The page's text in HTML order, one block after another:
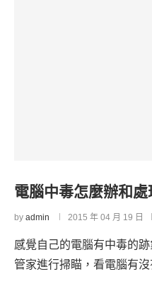
電腦中毒怎麼辦和處
by admin 2015 年 04 月 19 日
感覺自己的電腦有中毒的
管家進行掃瞄，看電腦有沒